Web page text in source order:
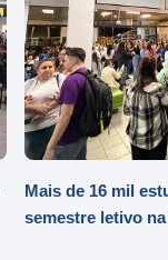
Mais de 16 mil
semestre letivo